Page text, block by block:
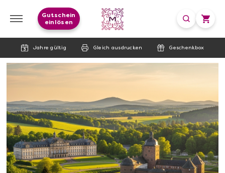
Jahre gültig Gleich ausdrucken Geschenkbox
Gutschein
einlösen